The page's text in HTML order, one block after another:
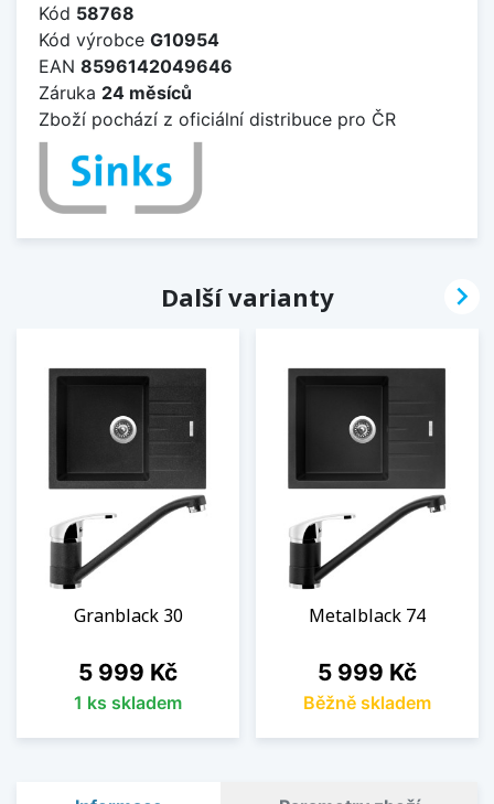
Kód 58768
Kód výrobce G10954
EAN 8596142049646
Záruka 24 měsíců
Zboží pochází z oficiální distribuce pro ČR
Další varianty
Granblack 30
Cena
5 999 Kč
1 ks skladem
Metalblack 74
Cena
5 999 Kč
Běžně skladem
